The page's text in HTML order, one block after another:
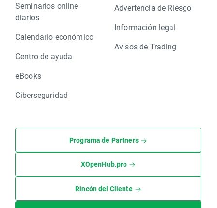
Seminarios online
diarios
Calendario económico
Centro de ayuda
eBooks
Ciberseguridad
Advertencia de Riesgo
Información legal
Avisos de Trading
Programa de Partners
XOpenHub.pro
Rincón del Cliente